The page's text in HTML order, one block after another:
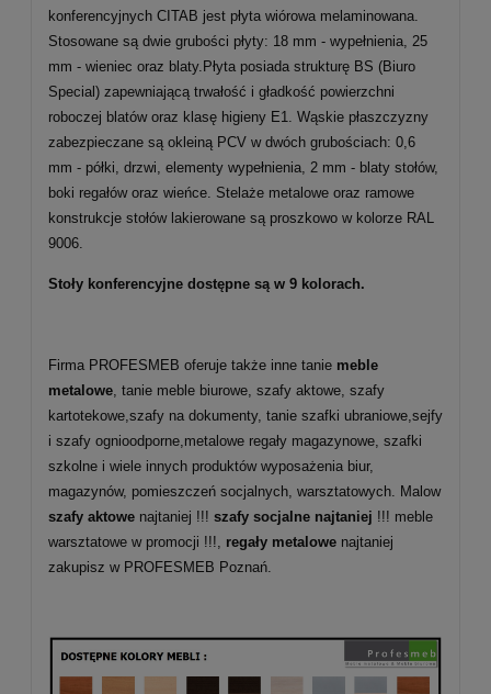
konferencyjnych CITAB jest płyta wiórowa melaminowana.
Stosowane są dwie grubości płyty: 18 mm - wypełnienia, 25
mm - wieniec oraz blaty.Płyta posiada strukturę BS (Biuro
Special) zapewniającą trwałość i gładkość powierzchni
roboczej blatów oraz klasę higieny E1. Wąskie płaszczyzny
zabezpieczane są okleiną PCV w dwóch grubościach: 0,6
mm - półki, drzwi, elementy wypełnienia, 2 mm - blaty stołów,
boki regałów oraz wieńce. Stelaże metalowe oraz ramowe
konstrukcje stołów lakierowane są proszkowo w kolorze RAL
9006.
Stoły konferencyjne dostępne są w 9 kolorach.
Firma PROFESMEB oferuje także inne tanie meble
metalowe , tanie meble biurowe, szafy aktowe, szafy
kartotekowe,szafy na dokumenty, tanie szafki ubraniowe,sejfy
i szafy ognioodporne,metalowe regały magazynowe, szafki
szkolne i wiele innych produktów wyposażenia biur,
magazynów, pomieszczeń socjalnych, warsztatowych. Malow
szafy aktowe najtaniej !!! szafy socjalne najtaniej !!! meble
warsztatowe w promocji !!!, regały metalowe najtaniej
zakupisz w PROFESMEB Poznań.